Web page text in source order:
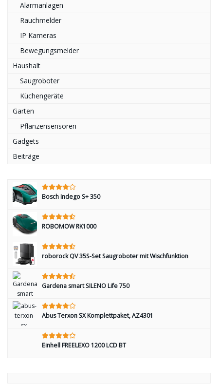
Alarmanlagen
Rauchmelder
IP Kameras
Bewegungsmelder
Haushalt
Saugroboter
Küchengeräte
Garten
Pflanzensensoren
Gadgets
Beiträge
Bosch Indego S+ 350
ROBOMOW RK1000
roborock QV 35S-Set Saugroboter mit Wischfunktion
Gardena smart SILENO Life 750
Abus Terxon SX Komplettpaket, AZ4301
Einhell FREELEXO 1200 LCD BT